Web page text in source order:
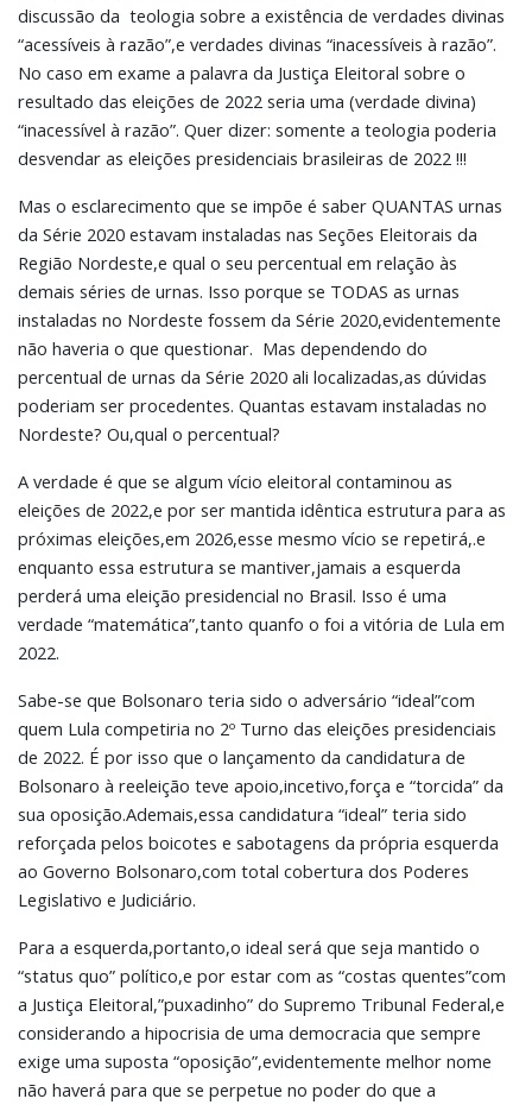
discussão da teologia sobre a existência de verdades divinas
“acessíveis à razão”,e verdades divinas “inacessíveis à razão”.
No caso em exame a palavra da Justiça Eleitoral sobre o
resultado das eleições de 2022 seria uma (verdade divina)
“inacessível à razão”. Quer dizer: somente a teologia poderia
desvendar as eleições presidenciais brasileiras de 2022 !!!
Mas o esclarecimento que se impõe é saber QUANTAS urnas
da Série 2020 estavam instaladas nas Seções Eleitorais da
Região Nordeste,e qual o seu percentual em relação às
demais séries de urnas. Isso porque se TODAS as urnas
instaladas no Nordeste fossem da Série 2020,evidentemente
não haveria o que questionar. Mas dependendo do
percentual de urnas da Série 2020 ali localizadas,as dúvidas
poderiam ser procedentes. Quantas estavam instaladas no
Nordeste? Ou,qual o percentual?
A verdade é que se algum vício eleitoral contaminou as
eleições de 2022,e por ser mantida idêntica estrutura para as
próximas eleições,em 2026,esse mesmo vício se repetirá,.e
enquanto essa estrutura se mantiver,jamais a esquerda
perderá uma eleição presidencial no Brasil. Isso é uma
verdade “matemática”,tanto quanfo o foi a vitória de Lula em
2022.
Sabe-se que Bolsonaro teria sido o adversário “ideal”com
quem Lula competiria no 2º Turno das eleições presidenciais
de 2022. É por isso que o lançamento da candidatura de
Bolsonaro à reeleição teve apoio,incetivo,força e “torcida” da
sua oposição.Ademais,essa candidatura “ideal” teria sido
reforçada pelos boicotes e sabotagens da própria esquerda
ao Governo Bolsonaro,com total cobertura dos Poderes
Legislativo e Judiciário.
Para a esquerda,portanto,o ideal será que seja mantido o
“status quo” político,e por estar com as “costas quentes”com
a Justiça Eleitoral,”puxadinho” do Supremo Tribunal Federal,e
considerando a hipocrisia de uma democracia que sempre
exige uma suposta “oposição”,evidentemente melhor nome
não haverá para que se perpetue no poder do que a